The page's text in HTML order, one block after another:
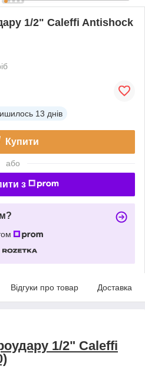
1/2" Caleffi Antishock
13 днів
Купити
або
з
Відгуки про товар Доставка
1/2" Caleffi